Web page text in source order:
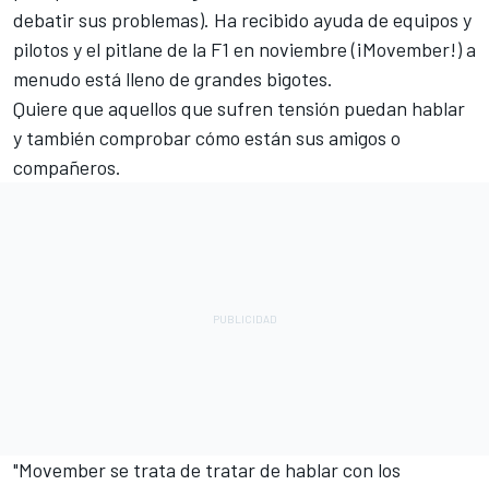
debatir sus problemas). Ha recibido ayuda de equipos y
pilotos y el pitlane de la F1 en noviembre (¡Movember!) a
menudo está lleno de grandes bigotes.
Quiere que aquellos que sufren tensión puedan hablar
y también comprobar cómo están sus amigos o
compañeros.
"Movember se trata de tratar de hablar con los